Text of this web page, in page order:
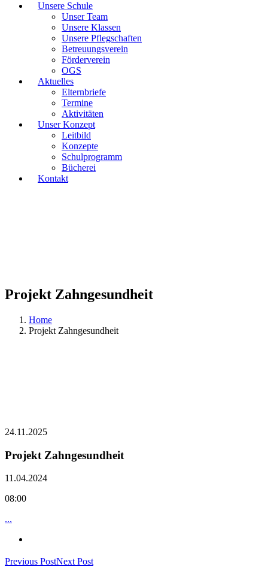
Unsere Schule
Unser Team
Unsere Klassen
Unsere Pflegschaften
Betreuungsverein
Förderverein
OGS
Aktuelles
Elternbriefe
Termine
Aktivitäten
Unser Konzept
Leitbild
Konzepte
Schulprogramm
Bücherei
Kontakt
Projekt Zahngesundheit
Home
Projekt Zahngesundheit
24.11.2025
Projekt Zahngesundheit
11.04.2024
08:00
...
Previous PostNext Post